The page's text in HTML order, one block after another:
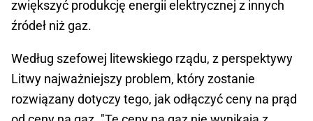
zwiększyć produkcję energii elektrycznej z innych
źródeł niż gaz.
Według szefowej litewskiego rządu, z perspektywy
Litwy najważniejszy problem, który zostanie
rozwiązany dotyczy tego, jak odłączyć ceny na prąd